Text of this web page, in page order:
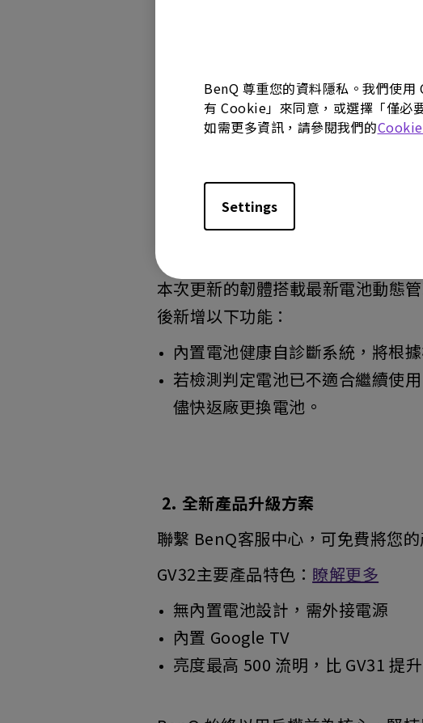
BenQ 尊重您的資料隱私。我們使
有 Cookie」來同意，或選擇「僅必
如需更多資訊，請參閱我們的
Settings
致電 BenQ 服務熱線
本次召回提供以下兩種方案，您可擇
1. 免費電池服務與韌體更新方案
本次更新的韌體搭載最新電池動態
後新增以下功能：
內置電池健康自診斷系統，將根
若檢測判定電池已不適合繼續使
儘快返廠更換電池。
2. 全新產品升級方案
聯繫 BenQ客服中心，可免費將您的
GV32主要產品特色： 瞭解更多
無內置電池設計，需外接電源
內置 Google TV
亮度最高 500 流明，比 GV31 提